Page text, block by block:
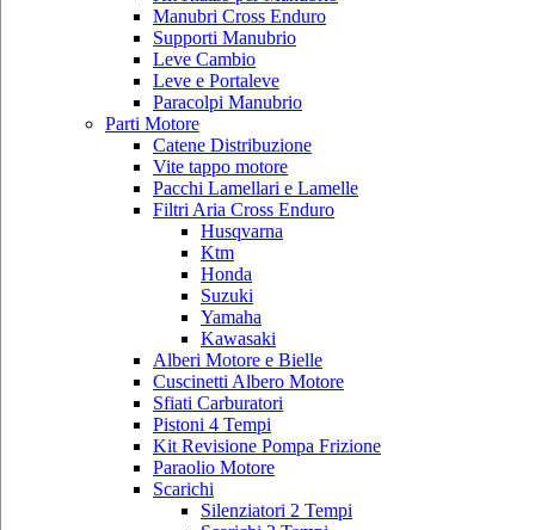
Manubri Cross Enduro
Supporti Manubrio
Leve Cambio
Leve e Portaleve
Paracolpi Manubrio
Parti Motore
Catene Distribuzione
Vite tappo motore
Pacchi Lamellari e Lamelle
Filtri Aria Cross Enduro
Husqvarna
Ktm
Honda
Suzuki
Yamaha
Kawasaki
Alberi Motore e Bielle
Cuscinetti Albero Motore
Sfiati Carburatori
Pistoni 4 Tempi
Kit Revisione Pompa Frizione
Paraolio Motore
Scarichi
Silenziatori 2 Tempi